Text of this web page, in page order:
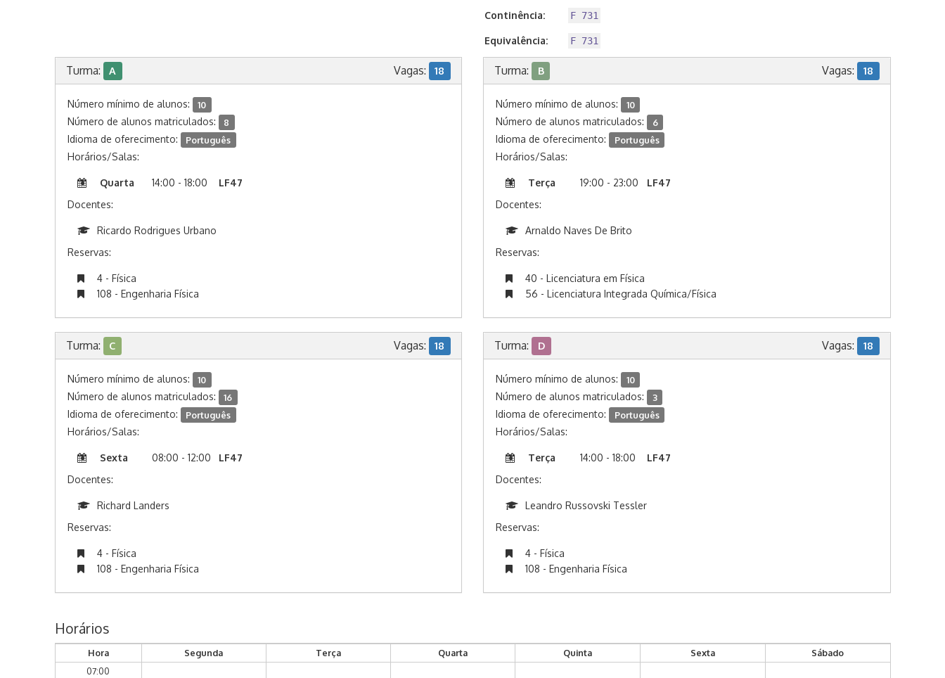
Continência: F 731
Equivalência: F 731
Turma: A Vagas: 18
Número mínimo de alunos: 10
Número de alunos matriculados: 8
Idioma de oferecimento: Português
Horários/Salas:
Quarta 14:00 - 18:00
LF47
Docentes:
Ricardo Rodrigues Urbano
Reservas:
4 - Física
108 - Engenharia Física
Turma: B Vagas: 18
Número mínimo de alunos: 10
Número de alunos matriculados: 6
Idioma de oferecimento: Português
Horários/Salas:
Terça 19:00 - 23:00
LF47
Docentes:
Arnaldo Naves De Brito
Reservas:
40 - Licenciatura em Física
56 - Licenciatura Integrada Química/Física
Turma: C Vagas: 18
Número mínimo de alunos: 10
Número de alunos matriculados: 16
Idioma de oferecimento: Português
Horários/Salas:
Sexta 08:00 - 12:00
LF47
Docentes:
Richard Landers
Reservas:
4 - Física
108 - Engenharia Física
Turma: D Vagas: 18
Número mínimo de alunos: 10
Número de alunos matriculados: 3
Idioma de oferecimento: Português
Horários/Salas:
Terça 14:00 - 18:00
LF47
Docentes:
Leandro Russovski Tessler
Reservas:
4 - Física
108 - Engenharia Física
Horários
Hora Segunda Terça Quarta Quinta Sexta
Sábado
07:00